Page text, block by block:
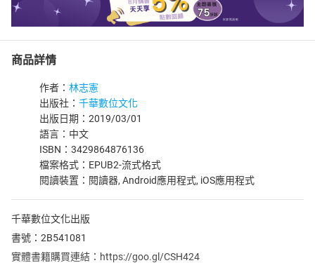
商品詳情
作者： 林志憲
出版社： 千華數位文化
出版日期：2019/03/01
語言：中文
ISBN：3429864876136
檔案格式：EPUB2-流式格式
閱讀裝置：閱讀器, Android應用程式, iOS應用程式
千華數位文化出版
書號：2B541081
實體書籍購買連結：https://goo.gl/CSH424